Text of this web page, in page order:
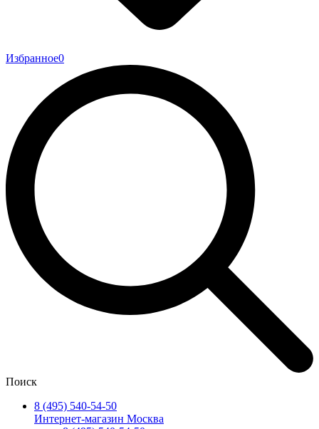
Избранное0
Поиск
8 (495) 540-54-50
Интернет-магазин Москва